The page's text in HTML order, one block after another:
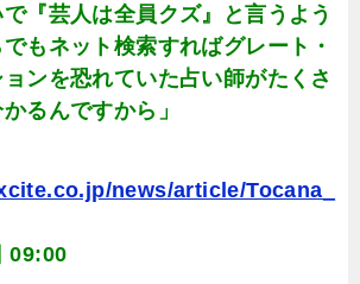
『芸人は全員クズ』と言うよう
もネット検索すればグレート・
ンを恐れていた占い師がたくさ
るんですから」
news/article/Tocana_
09:00